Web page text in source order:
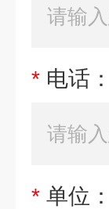
* 电话：
* 单位：